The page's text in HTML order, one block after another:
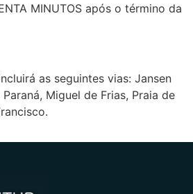
MINUTOS após o término da
as seguintes vias: Jansen
Miguel de Frias, Praia de